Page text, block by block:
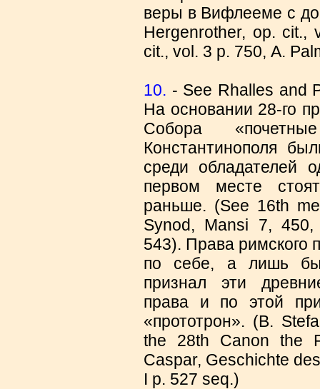
веры в Вифлееме с
Hergenrother, οp. cit.,
cit., vol. 3 p. 750, Α.
10. - See Rhalles and
На основании 28-го
Собора
Константинополя
среди обладателей
первом месте
раньше. (See 16th
Synod, Mansi 7, 450,
543). Права
по себе, а лишь
признал эти
права и по этой
«прототрон». (Β.
the 28th Canon the
Caspar, Geschichte
Ι p. 527 seq.)